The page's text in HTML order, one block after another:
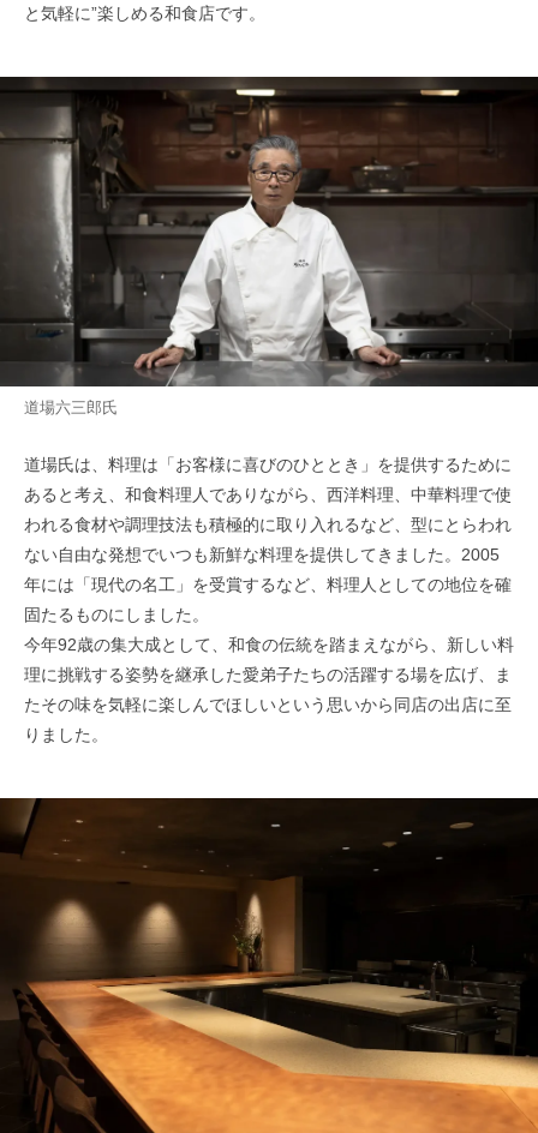
と気軽に”楽しめる和食店です。
道場六三郎氏
道場氏は、料理は「お客様に喜びのひととき」を提供するために
あると考え、和食料理人でありながら、西洋料理、中華料理で使
われる食材や調理技法も積極的に取り入れるなど、型にとらわれ
ない自由な発想でいつも新鮮な料理を提供してきました。2005
年には「現代の名工」を受賞するなど、料理人としての地位を確
固たるものにしました。
今年92歳の集大成として、和食の伝統を踏まえながら、新しい料
理に挑戦する姿勢を継承した愛弟子たちの活躍する場を広げ、ま
たその味を気軽に楽しんでほしいという思いから同店の出店に至
りました。